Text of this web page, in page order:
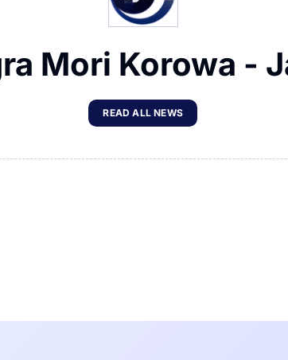
Mori Korowa -
READ ALL NEWS